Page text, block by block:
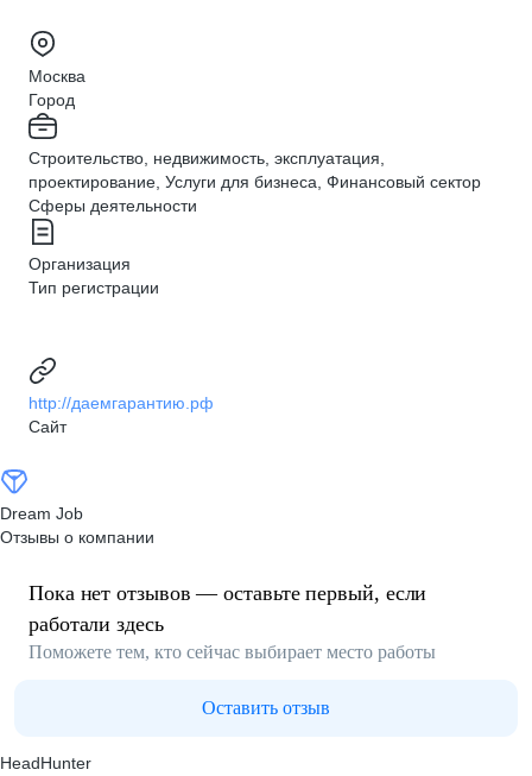
Москва
Город
Строительство, недвижимость, эксплуатация,
проектирование, Услуги для бизнеса, Финансовый сектор
Сферы деятельности
Организация
Тип регистрации
http://даемгарантию.рф
Сайт
Dream Job
Отзывы о компании
Пока нет отзывов — оставьте первый, если
работали здесь
Поможете тем, кто сейчас выбирает место работы
Оставить отзыв
HeadHunter